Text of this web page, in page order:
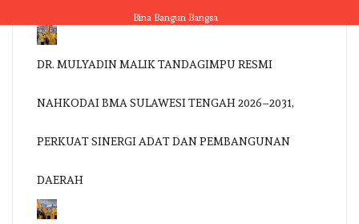
to
content
Bina Bangun Bangsa
DR. MULYADIN MALIK TANDAGIMPU RESMI
NAHKODAI BMA SULAWESI TENGAH 2026–2031,
PERKUAT SINERGI ADAT DAN PEMBANGUNAN
DAERAH